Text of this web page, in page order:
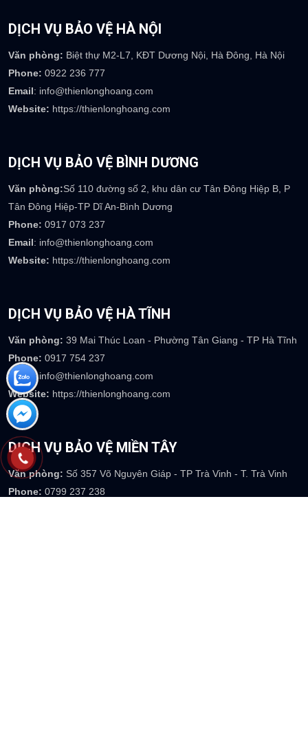
DỊCH VỤ BẢO VỆ HÀ NỘI
Văn phòng: Biệt thự M2-L7, KĐT Dương Nội, Hà Đông, Hà Nội
Phone: 0922 236 777
Email: info@thienlonghoang.com
Website: https://thienlonghoang.com
DỊCH VỤ BẢO VỆ BÌNH DƯƠNG
Văn phòng:Số 110 đường số 2, khu dân cư Tân Đông Hiệp B, P
Tân Đông Hiệp-TP Dĩ An-Bình Dương
Phone: 0917 073 237
Email: info@thienlonghoang.com
Website: https://thienlonghoang.com
DỊCH VỤ BẢO VỆ HÀ TĨNH
Văn phòng: 39 Mai Thúc Loan - Phường Tân Giang - TP Hà Tĩnh
Phone: 0917 754 237
Email : info@thienlonghoang.com
Website: https://thienlonghoang.com
DỊCH VỤ BẢO VỆ MIỀN TÂY
Văn phòng: Số 357 Võ Nguyên Giáp - TP Trà Vinh - T. Trà Vinh
Phone: 0799 237 238